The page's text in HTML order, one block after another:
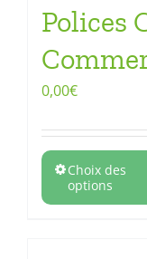
Polices
0,00€
Choix des
options